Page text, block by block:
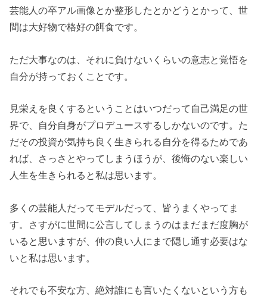
芸能人の卒アル画像とか整形したとかどうとかって、世
間は大好物で格好の餌食です。
ただ大事なのは、それに負けないくらいの意志と覚悟を
自分が持っておくことです。
見栄えを良くするということはいつだって自己満足の世
界で、自分自身がプロデュースするしかないのです。た
だその投資が気持ち良く生きられる自分を得るためであ
れば、さっさとやってしまうほうが、後悔のない楽しい
人生を生きられると私は思います。
多くの芸能人だってモデルだって、皆うまくやってま
す。さすがに世間に公言してしまうのはまだまだ度胸が
いると思いますが、仲の良い人にまで隠し通す必要はな
いと私は思います。
それでも不安な方、絶対誰にも言いたくないという方も